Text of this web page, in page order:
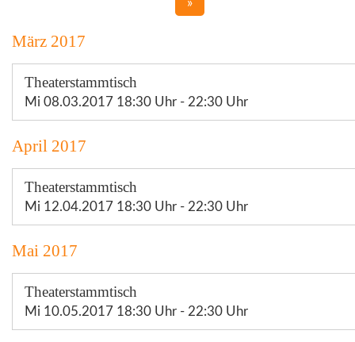
»
März 2017
Theaterstammtisch
Mi 08.03.2017 18:30 Uhr - 22:30 Uhr
April 2017
Theaterstammtisch
Mi 12.04.2017 18:30 Uhr - 22:30 Uhr
Mai 2017
Theaterstammtisch
Mi 10.05.2017 18:30 Uhr - 22:30 Uhr